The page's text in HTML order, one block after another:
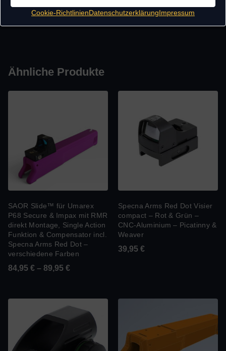
Cookie-RichtlinienDatenschutzerklärungImpressum
Ähnliche Produkte
SAOR Slide™ für Umarex
P68 Secure & Impax mit RMR
direkt Montage, Single Action
Funktion & Compensator incl.
Specna Arms Red Dot –
verschiedene Farben
84,95 € – 89,95 €
Specna Arms Red Dot Visier
compact – Rot & Grün –
CNC-Aluminium – Picatinny &
Weaver
39,95 €